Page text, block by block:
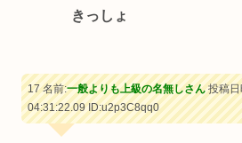
きっしょ
17 名前:一般よりも上級の名無しさん投稿日
04:31:22.09ID:u2p3C8qq0